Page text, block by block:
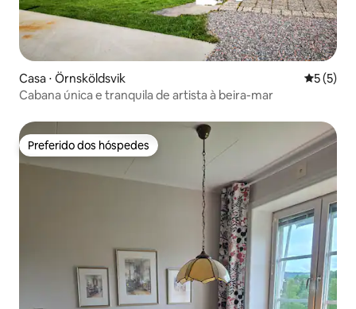
Casa ⋅ Örnsköldsvik 5 de
5 (5)
Cabana única e tranquila de artista à beira-mar
Preferido dos hóspedes
Preferido dos hóspedes